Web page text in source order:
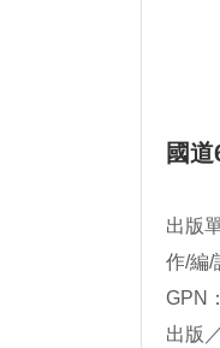
國
出版
作/編/
GPN
出版